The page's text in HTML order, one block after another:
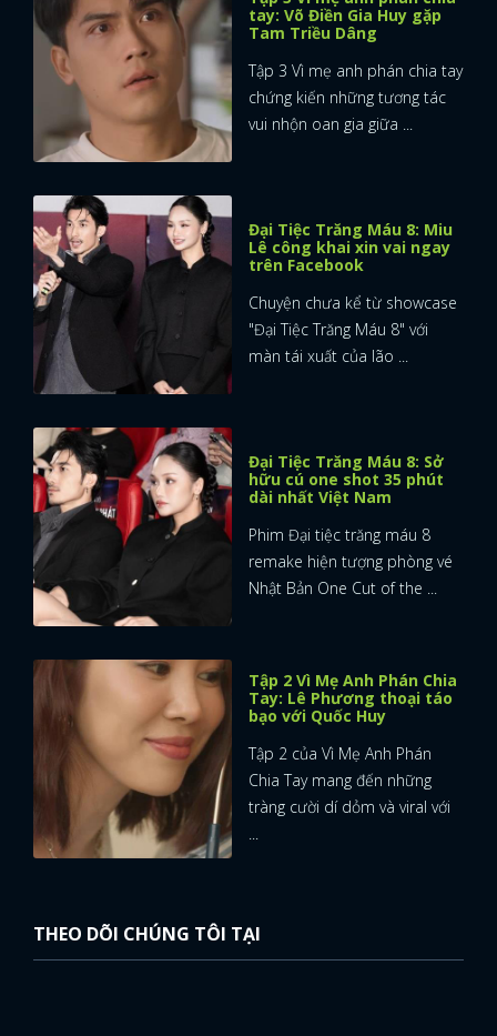
tay: Võ Điền Gia Huy gặp
Tam Triều Dâng
Tập 3 Vì mẹ anh phán chia tay
chứng kiến những tương tác
vui nhộn oan gia giữa ...
Đại Tiệc Trăng Máu 8: Miu
Lê công khai xin vai ngay
trên Facebook
Chuyện chưa kể từ showcase
"Đại Tiệc Trăng Máu 8" với
màn tái xuất của lão ...
Đại Tiệc Trăng Máu 8: Sở
hữu cú one shot 35 phút
dài nhất Việt Nam
Phim Đại tiệc trăng máu 8
remake hiện tượng phòng vé
Nhật Bản One Cut of the ...
Tập 2 Vì Mẹ Anh Phán Chia
Tay: Lê Phương thoại táo
bạo với Quốc Huy
Tập 2 của Vì Mẹ Anh Phán
Chia Tay mang đến những
tràng cười dí dỏm và viral với
...
THEO DÕI CHÚNG TÔI TẠI